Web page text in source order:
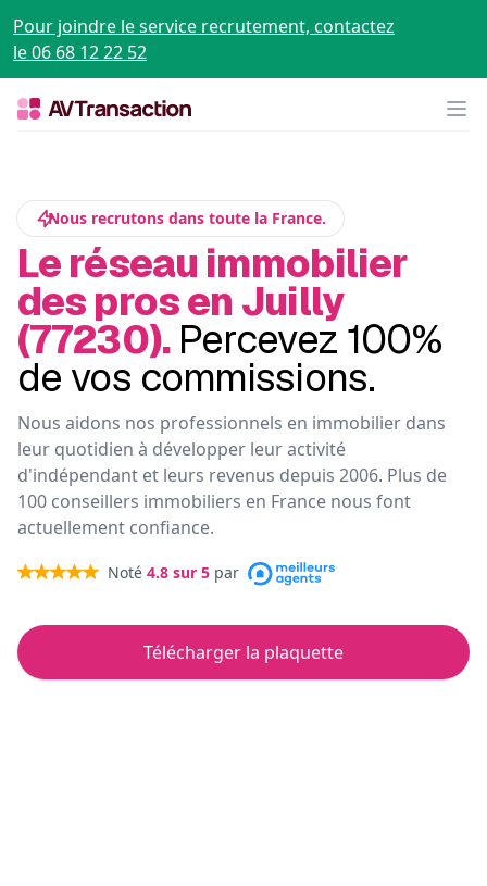
Pour joindre le service recrutement, contactez
le 06 68 12 22 52
Nous recrutons dans toute la France.
Le réseau immobilier
des pros en Juilly
(77230). Percevez 100%
de vos commissions.
Nous aidons nos professionnels en immobilier dans
leur quotidien à développer leur activité
d'indépendant et leurs revenus depuis 2006. Plus de
100 conseillers immobiliers en France nous font
actuellement confiance.
Noté 4.8 sur 5 par
Télécharger la plaquette